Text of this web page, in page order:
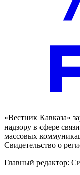
«Вестник Кавказа»
надзору в сфере
массовых
Свидетельство о
Главный редактор: